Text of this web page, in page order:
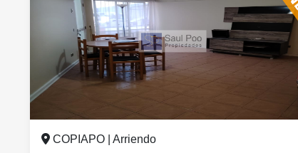
COPIAPO | Arriendo